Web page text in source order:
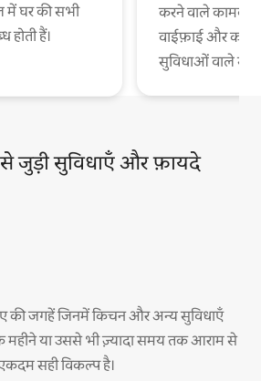
में घर की सभी
हैं।
करने वाले
वाईफ़ाई और काम
सुविधाओं वाले
जुड़ी सुविधाएँ और फ़ायदे
की जगहें जिनमें किचन और अन्य सुविधाएँ
या उससे भी ज़्यादा समय तक आराम से
सही विकल्प है।